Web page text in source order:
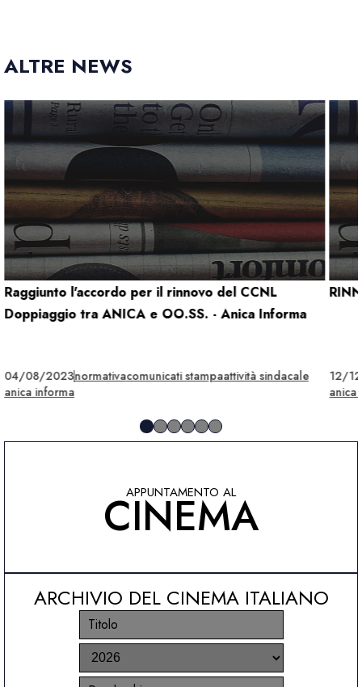
ALTRE NEWS
Raggiunto l'accordo per il rinnovo del CCNL
Doppiaggio tra ANICA e OO.SS. - Anica Informa
04/08/2023normativacomunicati stampaattività sindacale
anica informa
12/
anica
APPUNTAMENTO AL
CINEMA
ARCHIVIO DEL CINEMA ITALIANO